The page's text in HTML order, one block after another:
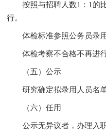
按照与招聘人数1：1的
行。
体检标准参照公务员录
体检考察不合格不再进
（五） 公示
研究确定拟录用人员名
（六） 任用
公示无异议者，办理入